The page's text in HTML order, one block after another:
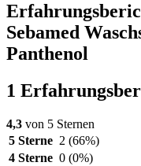
Sebamed
Panthenol
1
4,3 von 5 Sternen
5 Sterne 2 (66%)
4 Sterne 0 (0%)